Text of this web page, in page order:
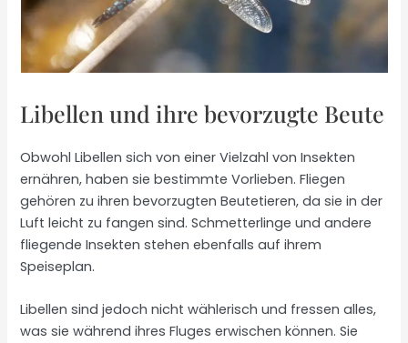
Libellen und ihre bevorzugte Beute
Obwohl Libellen sich von einer Vielzahl von Insekten
ernähren, haben sie bestimmte Vorlieben. Fliegen
gehören zu ihren bevorzugten Beutetieren, da sie in der
Luft leicht zu fangen sind. Schmetterlinge und andere
fliegende Insekten stehen ebenfalls auf ihrem
Speiseplan.
Libellen sind jedoch nicht wählerisch und fressen alles,
was sie während ihres Fluges erwischen können. Sie